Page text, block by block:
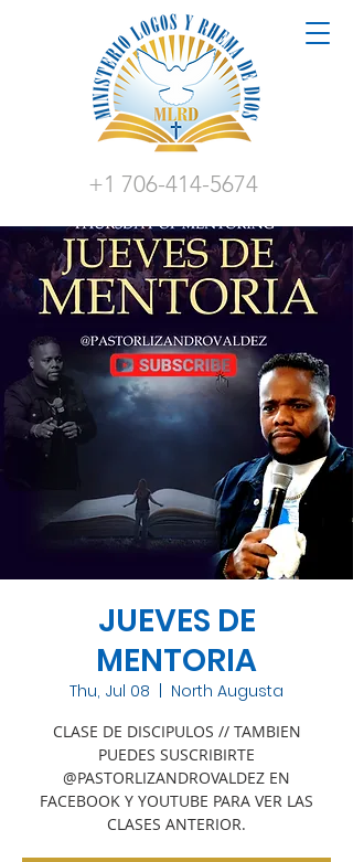
+1 706-414-5674
JUEVES DE
MENTORIA
Thu, Jul 08 North Augusta
CLASE DE DISCIPULOS // TAMBIEN
PUEDES SUSCRIBIRTE
@PASTORLIZANDROVALDEZ EN
FACEBOOK Y YOUTUBE PARA VER LAS
CLASES ANTERIOR.